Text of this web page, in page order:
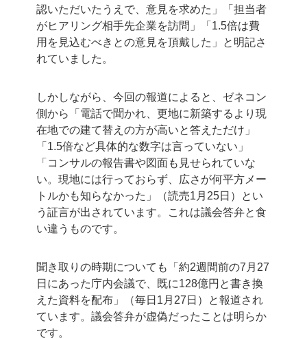
認いただいたうえで、意見を求めた」「担当者
がヒアリング相手先企業を訪問」「1.5倍は費
用を見込むべきとの意見を頂戴した」と明記さ
れていました。
しかしながら、今回の報道によると、ゼネコン
側から「電話で聞かれ、更地に新築するより現
在地での建て替えの方が高いと答えただけ」
「1.5倍など具体的な数字は言っていない」
「コンサルの報告書や図面も見せられていな
い。現地には行っておらず、広さが何平方メー
トルかも知らなかった」（読売1月25日）とい
う証言が出されています。これは議会答弁と食
い違うものです。
聞き取りの時期についても「約2週間前の7月27
日にあった庁内会議で、既に128億円と書き換
えた資料を配布」（毎日1月27日）と報道され
ています。議会答弁が虚偽だったことは明らか
です。